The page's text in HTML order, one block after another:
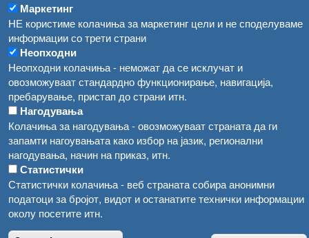
Маркетинг
НЕ користиме колачиња за маркетинг цели и не споделуваме
информации со трети страни
Неопходни
Неопходни колачиња - неможат да се исклучат и
овозможуваат стандардно функционирање, навигација,
пребарување, пристап до страни итн.
Нагодувања
Колачиња за нагодувања - овозможуваат страната да ги
запамти нагоувањата како избор на јазик, регионални
нагодувања, начин на приказ, итн.
Статистички
Статистички колачиња - веб страната собира анонимни
податоци за бројот, видот и останатите технички информации
околу посетите итн.
Во Гостивар спроведени 70 вонредни контроли
Забраната за водата во Гостивар останува на сила, операторите да користат само технички безбедна вода
Огласи